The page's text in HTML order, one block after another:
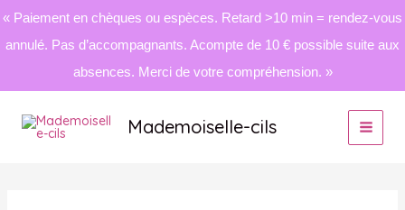
« Paiement en chèques ou espèces. Retard >10 min = rendez-vous
annulé. Pas d’accompagnants. Acompte de 10 € possible suite aux
absences. Merci de votre compréhension. »
contenu
Mademoiselle-cils